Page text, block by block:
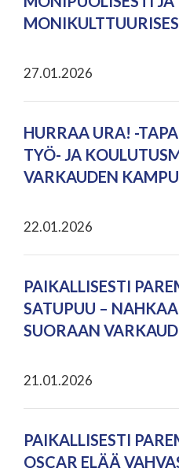
27.01.2026
HURRAA URA! -
TYÖ- JA
VARKAUDEN
22.01.2026
PAIKALLISESTI
SATUPUU –
SUORAAN
21.01.2026
PAIKALLISESTI
OSCAR ELÄÄ